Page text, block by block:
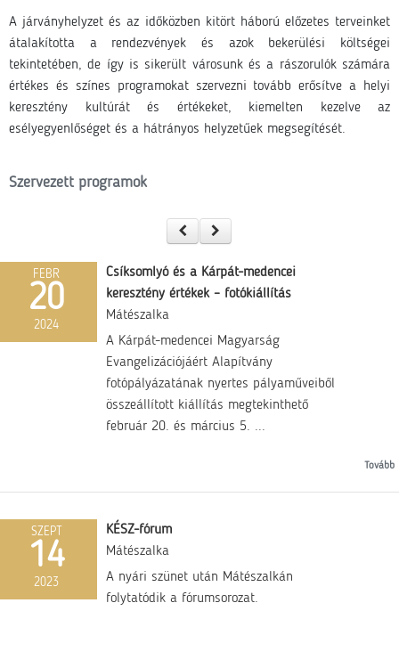
A járványhelyzet és az időközben kitört háború előzetes terveinket
átalakította a rendezvények és azok bekerülési költségei
tekintetében, de így is sikerült városunk és a rászorulók számára
értékes és színes programokat szervezni tovább erősítve a helyi
keresztény kultúrát és értékeket, kiemelten kezelve az
esélyegyenlőséget és a hátrányos helyzetűek megsegítését.
Szervezett programok
FEBR
20
2024
Csíksomlyó és a Kárpát-medencei
keresztény értékek – fotókiállítás
Mátészalka
A Kárpát-medencei Magyarság
Evangelizációjáért Alapítvány
fotópályázatának nyertes pályaműveiből
összeállított kiállítás megtekinthető
február 20. és március 5. ...
Tovább
SZEPT
14
2023
KÉSZ-fórum
Mátészalka
A nyári szünet után Mátészalkán
folytatódik a fórumsorozat.